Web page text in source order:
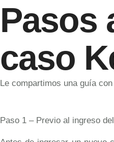
Pasos
caso
Le compartimos una guía
Paso 1 – Previo al ingreso